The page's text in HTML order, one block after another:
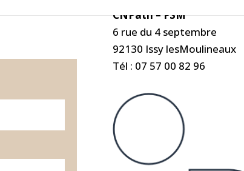
CNPath – FSM
6 rue du 4 septembre
92130 Issy lesMoulineaux
Tél : 07 57 00 82 96